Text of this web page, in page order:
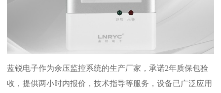
蓝锐电子作为余压监控系统的生产厂家，承诺2年质保包验
收，提供两小时内报价，技术指导等服务，设备已广泛应用